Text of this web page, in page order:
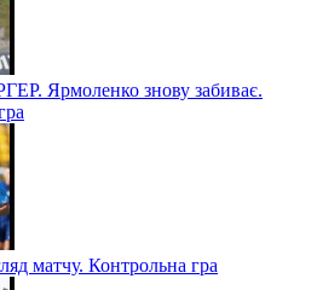
Ярмоленко знову забиває.
матчу. Контрольна гра